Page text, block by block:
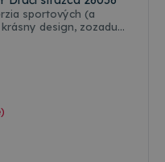
sportových (a
design, zozadu
???? Pozrite sa na